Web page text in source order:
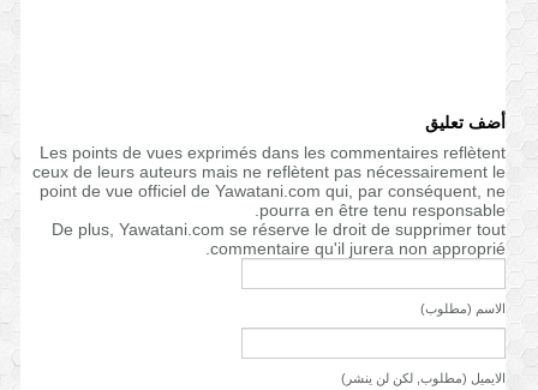
أضف تعليق
Les points de vues exprimés dans les commentaires reflètent
ceux de leurs auteurs mais ne reflètent pas nécessairement le
point de vue officiel de Yawatani.com qui, par conséquent, ne
pourra en être tenu responsable.
De plus, Yawatani.com se réserve le droit de supprimer tout
commentaire qu'il jurera non approprié.
الاسم (مطلوب)
الايميل (مطلوب, لكن لن ينشر)